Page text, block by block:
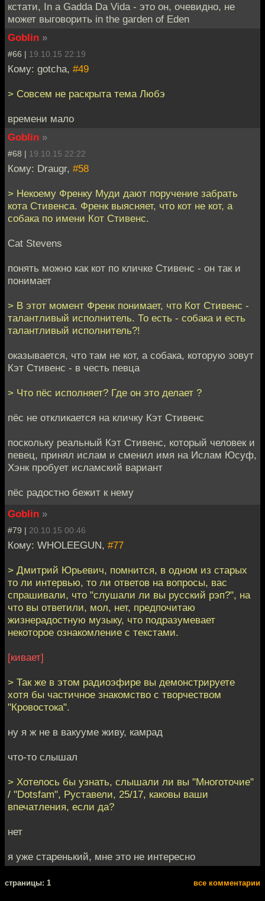
кстати, In a Gadda Da Vida - это он, очевидно, не
может выговорить in the garden of Eden
Goblin »
#66 | 19.10.15 22:19
Кому: gotcha, #49
> Совсем не раскрыта тема Любэ
времени мало
Goblin »
#68 | 19.10.15 22:22
Кому: Draugr, #58
> Некоему Френку Муди дают поручение забрать
кота Стивенса. Френк выясняет, что кот не кот, а
собака по имени Кот Стивенс.
Cat Stevens
понять можно как кот по кличке Стивенс - он так и
понимает
> В этот момент Френк понимает, что Кот Стивенс -
талантливый исполнитель. То есть - собака и есть
талантливый исполнитель?!
оказывается, что там не кот, а собака, которую зовут
Кэт Стивенс - в честь певца
> Что пёс исполняет? Где он это делает ?
пёс не откликается на кличку Кэт Стивенс
поскольку реальный Кэт Стивенс, который человек и
певец, принял ислам и сменил имя на Ислам Юсуф,
Хэнк пробует исламский вариант
пёс радостно бежит к нему
Goblin »
#79 | 20.10.15 00:46
Кому: WHOLEEGUN, #77
> Дмитрий Юрьевич, помнится, в одном из старых
то ли интервью, то ли ответов на вопросы, вас
спрашивали, что "слушали ли вы русский рэп?", на
что вы ответили, мол, нет, предпочитаю
жизнерадостную музыку, что подразумевает
некоторое ознакомление с текстами.
[кивает]
> Так же в этом радиоэфире вы демонстрируете
хотя бы частичное знакомство с творчеством
"Кровостока".
ну я ж не в вакууме живу, камрад
что-то слышал
> Хотелось бы узнать, слышали ли вы "Многоточие"
/ "Dotsfam", Руставели, 25/17, каковы ваши
впечатления, если да?
нет
я уже старенький, мне это не интересно
cтраницы: 1 все комментарии